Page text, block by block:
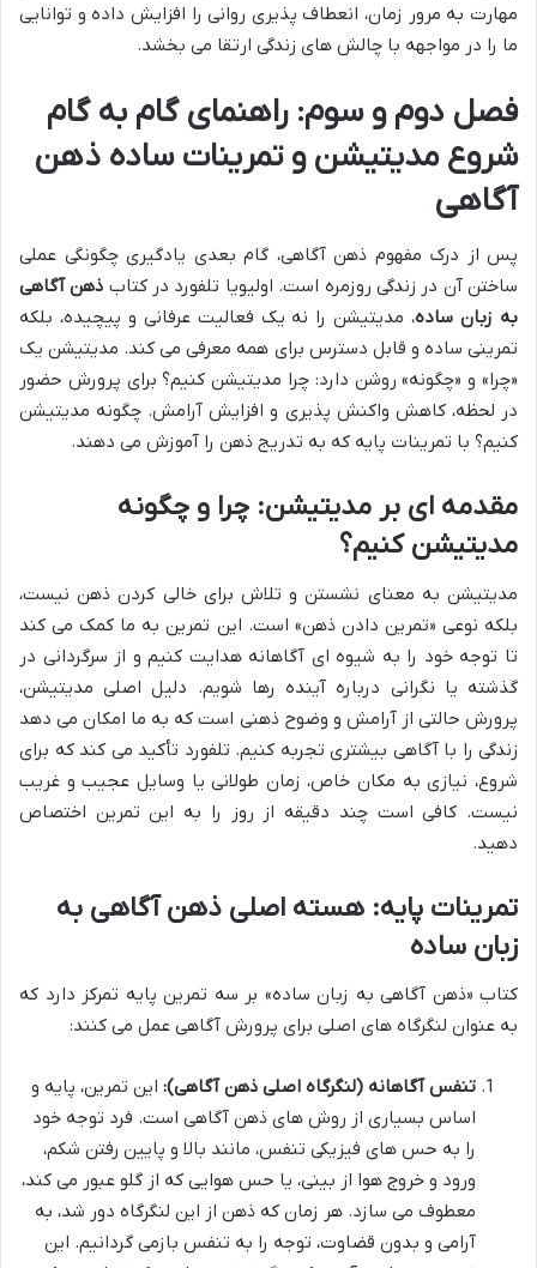
مهارت به مرور زمان، انعطاف پذیری روانی را افزایش داده و توانایی
ما را در مواجهه با چالش های زندگی ارتقا می بخشد.
فصل دوم و سوم: راهنمای گام به گام
شروع مدیتیشن و تمرینات ساده ذهن
آگاهی
پس از درک مفهوم ذهن آگاهی، گام بعدی یادگیری چگونگی عملی
ساختن آن در زندگی روزمره است. اولیویا تلفورد در کتاب ذهن آگاهی
به زبان ساده، مدیتیشن را نه یک فعالیت عرفانی و پیچیده، بلکه
تمرینی ساده و قابل دسترس برای همه معرفی می کند. مدیتیشن یک
«چرا» و «چگونه» روشن دارد: چرا مدیتیشن کنیم؟ برای پرورش حضور
در لحظه، کاهش واکنش پذیری و افزایش آرامش. چگونه مدیتیشن
کنیم؟ با تمرینات پایه که به تدریج ذهن را آموزش می دهند.
مقدمه ای بر مدیتیشن: چرا و چگونه
مدیتیشن کنیم؟
مدیتیشن به معنای نشستن و تلاش برای خالی کردن ذهن نیست،
بلکه نوعی «تمرین دادن ذهن» است. این تمرین به ما کمک می کند
تا توجه خود را به شیوه ای آگاهانه هدایت کنیم و از سرگردانی در
گذشته یا نگرانی درباره آینده رها شویم. دلیل اصلی مدیتیشن،
پرورش حالتی از آرامش و وضوح ذهنی است که به ما امکان می دهد
زندگی را با آگاهی بیشتری تجربه کنیم. تلفورد تأکید می کند که برای
شروع، نیازی به مکان خاص، زمان طولانی یا وسایل عجیب و غریب
نیست. کافی است چند دقیقه از روز را به این تمرین اختصاص
دهید.
تمرینات پایه: هسته اصلی ذهن آگاهی به
زبان ساده
کتاب «ذهن آگاهی به زبان ساده» بر سه تمرین پایه تمرکز دارد که
به عنوان لنگرگاه های اصلی برای پرورش آگاهی عمل می کنند:
تنفس آگاهانه (لنگرگاه اصلی ذهن آگاهی): این تمرین، پایه و
اساس بسیاری از روش های ذهن آگاهی است. فرد توجه خود
را به حس های فیزیکی تنفس، مانند بالا و پایین رفتن شکم،
ورود و خروج هوا از بینی، یا حس هوایی که از گلو عبور می کند،
معطوف می سازد. هر زمان که ذهن از این لنگرگاه دور شد، به
آرامی و بدون قضاوت، توجه را به تنفس بازمی گردانیم. این